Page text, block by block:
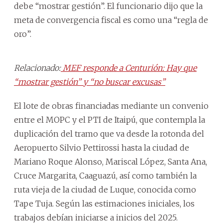
debe “mostrar gestión”. El funcionario dijo que la
meta de convergencia fiscal es como una “regla de
oro”.
Relacionado:MEF responde a Centurión: Hay que
“mostrar gestión” y “no buscar excusas”
El lote de obras financiadas mediante un convenio
entre el MOPC y el PTI de Itaipú, que contempla la
duplicación del tramo que va desde la rotonda del
Aeropuerto Silvio Pettirossi hasta la ciudad de
Mariano Roque Alonso, Mariscal López, Santa Ana,
Cruce Margarita, Caaguazú, así como también la
ruta vieja de la ciudad de Luque, conocida como
Tape Tuja. Según las estimaciones iniciales, los
trabajos debían iniciarse a inicios del 2025.